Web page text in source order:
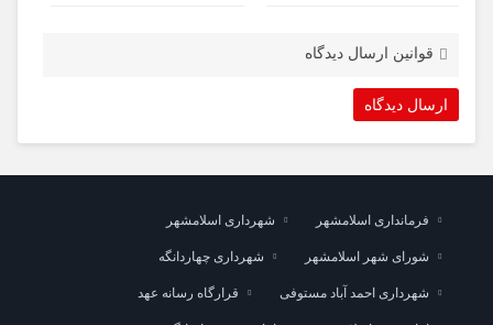
قوانین ارسال دیدگاه
فرمانداری اسلامشهر شهرداری اسلامشهر
شورای شهر اسلامشهر شهرداری چهاردانگه
شهرداری احمد آباد مستوفی قرارگاه رسانه عهد